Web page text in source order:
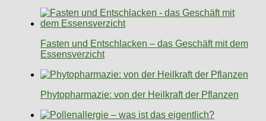
Fasten und Entschlacken – das Geschäft mit dem
Essensverzicht
Phytopharmazie: von der Heilkraft der Pflanzen